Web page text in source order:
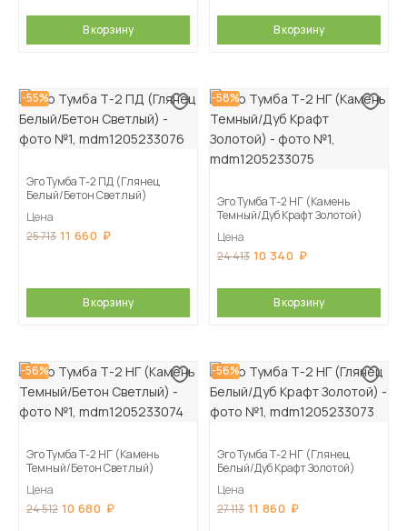
В корзину В корзину
-55%
Эго Тумба Т-2 ПД (Глянец
Белый/Бетон Светлый)
Цена
25 713 11 660
В корзину
-58%
Эго Тумба Т-2 НГ (Камень
Темный/Дуб Крафт Золотой)
Цена
24 413 10 340
В корзину
-56%
Эго Тумба Т-2 НГ (Камень
Темный/Бетон Светлый)
Цена
24 512 10 680
-56%
Эго Тумба Т-2 НГ (Глянец
Белый/Дуб Крафт Золотой)
Цена
27 113 11 860